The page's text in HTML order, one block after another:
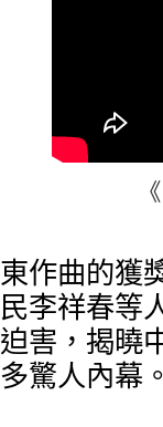
作曲的獲
李祥春等
害，揭曉
驚人內幕